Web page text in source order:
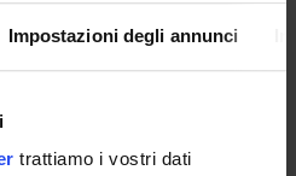
Impostazioni degli annunci
trattiamo i vostri dati